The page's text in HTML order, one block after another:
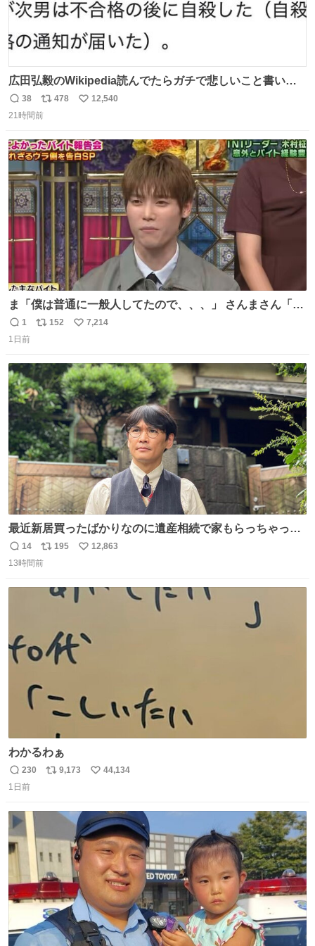
広田弘毅のWikipedia読んでたらガチで悲しいこと書いて
あって辛い
返
信
38
リ
ポ
ト
数
478
い
数
12,540
21時間前
ま「僕は普通に一般人してたので、、、」 さんまさん「チ
ンパンジー⁉️」 しぬwwwwwwwwwwwwwwwwwwwww
返
信
1
リ
ト
数
152
い
数
7,214
1日前
最近新居買ったばかりなのに遺産相続で家もらっちゃった
長男
返
信
14
リ
ポ
195
い
数
12,863
13時間前
わかるわぁ
返
信
230
リ
数
9,173
い
数
44,134
1日前